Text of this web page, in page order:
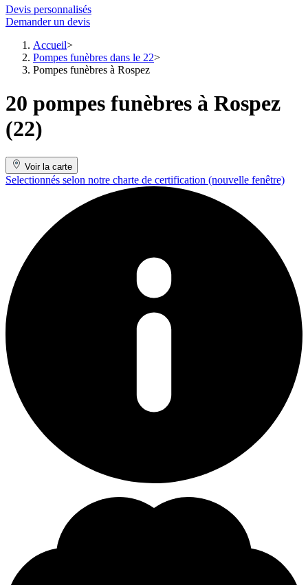
Devis personnalisés
Demander un devis
Accueil
Pompes funèbres dans le 22
Pompes funèbres à Rospez
20 pompes funèbres à Rospez
(22)
Voir la carte
Selectionnés selon notre charte de certification (nouvelle fenêtre)